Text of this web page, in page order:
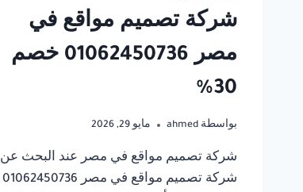
شركة تصميم مواقع في
مصر 01062450736 خصم
30%
بواسطة ahmed مايو 29, 2026
شركة تصميم مواقع في مصر عند البحث عن
شركة تصميم مواقع في مصر 01062450736